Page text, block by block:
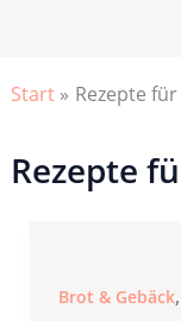
Start Rezepte
Rezepte
Brot & Gebäck,